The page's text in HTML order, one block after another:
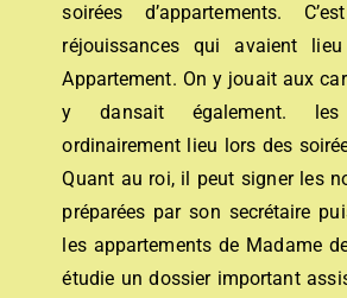
soirées d’appartements.
réjouissances qui avaient
Appartement. On y jouait aux
y dansait également.
ordinairement lieu lors des
Quant au roi, il peut signer les
préparées par son secrétaire
les appartements de Madame
étudie un dossier important